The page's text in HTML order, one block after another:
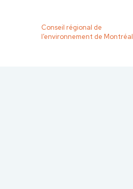
Conseil régional de
l’environnement de Montréal